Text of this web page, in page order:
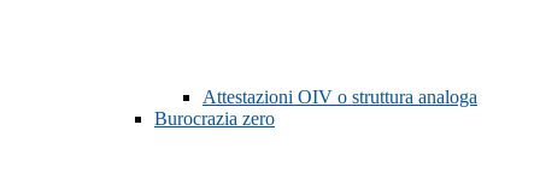
Attestazioni OIV o struttura analoga
Burocrazia zero